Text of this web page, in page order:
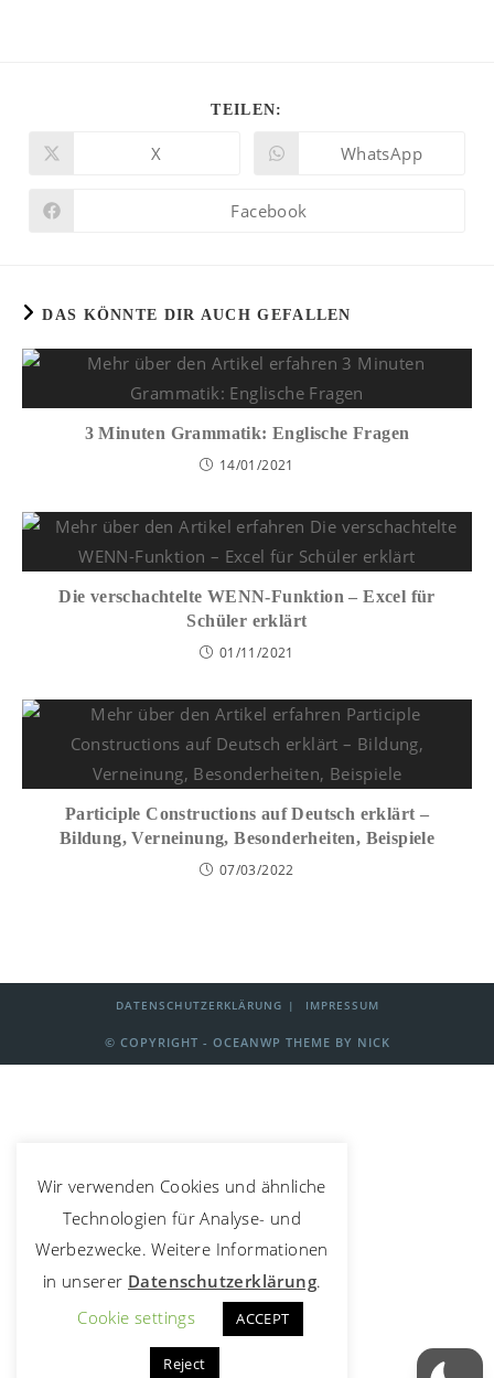
TEILEN:
X WhatsApp
Facebook
DAS KÖNNTE DIR AUCH GEFALLEN
3 Minuten Grammatik: Englische Fragen
14/01/2021
Die verschachtelte WENN-Funktion – Excel für
Schüler erklärt
01/11/2021
Participle Constructions auf Deutsch erklärt –
Bildung, Verneinung, Besonderheiten, Beispiele
07/03/2022
DATENSCHUTZERKLÄRUNG IMPRESSUM
© COPYRIGHT - OCEANWP THEME BY NICK
Wir verwenden Cookies und ähnliche
Technologien für Analyse- und
Werbezwecke. Weitere Informationen
in unserer Datenschutzerklärung.
Cookie settings
ACCEPT
Reject